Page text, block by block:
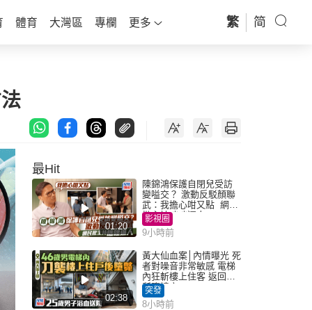
體育 大灣區 專欄 更多 繁 简
最Hit
01:20
陳錦鴻保護自閉兒受訪
變嗌交？ 激動反駁顏聯
武：我擔心咁又點 網民
批主持咄咄逼人
影視圈
9小時前
02:38
黃大仙血案│內情曝光 死
者對噪音非常敏感 電梯
內狂斬樓上住客 返回住
所墮樓亡
突發
8小時前